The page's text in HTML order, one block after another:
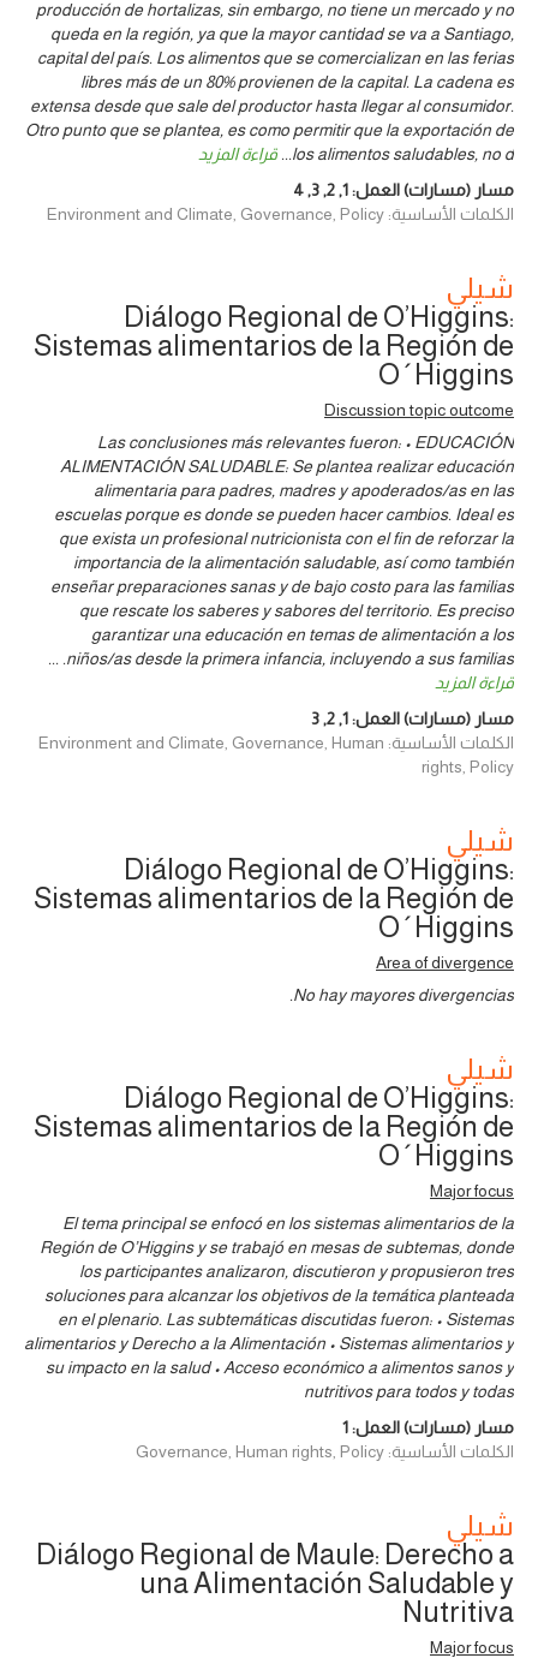
producción de hortalizas, sin embargo, no tiene un mercado y no
queda en la región, ya que la mayor cantidad se va a Santiago,
capital del país. Los alimentos que se comercializan en las ferias
libres más de un 80% provienen de la capital. La cadena es
extensa desde que sale del productor hasta llegar al consumidor.
Otro punto que se plantea, es como permitir que la exportación de
los alimentos saludables, no d
... قراءة المزيد
مسار (مسارات) العمل:1
,
2
,
3
,
4
الكلمات الأساسية: Environment and Climate, Governance, Policy
شيلي
Diálogo Regional de O’Higgins:
Sistemas alimentarios de la Región de
O´Higgins
Discussion topic outcome
Las conclusiones más relevantes fueron: • EDUCACIÓN
ALIMENTACIÓN SALUDABLE: Se plantea realizar educación
alimentaria para padres, madres y apoderados/as en las
escuelas porque es donde se pueden hacer cambios. Ideal es
que exista un profesional nutricionista con el fin de reforzar la
importancia de la alimentación saludable, así como también
enseñar preparaciones sanas y de bajo costo para las familias
que rescate los saberes y sabores del territorio. Es preciso
garantizar una educación en temas de alimentación a los
niños/as desde la primera infancia, incluyendo a sus familias.
...
قراءة المزيد
مسار (مسارات) العمل:1
,
2
,
3
الكلمات الأساسية: Environment and Climate, Governance, Human
rights, Policy
شيلي
Diálogo Regional de O’Higgins:
Sistemas alimentarios de la Región de
O´Higgins
Area of divergence
No hay mayores divergencias.
شيلي
Diálogo Regional de O’Higgins:
Sistemas alimentarios de la Región de
O´Higgins
Major focus
El tema principal se enfocó en los sistemas alimentarios de la
Región de O’Higgins y se trabajó en mesas de subtemas, donde
los participantes analizaron, discutieron y propusieron tres
soluciones para alcanzar los objetivos de la temática planteada
en el plenario. Las subtemáticas discutidas fueron: • Sistemas
alimentarios y Derecho a la Alimentación • Sistemas alimentarios y
su impacto en la salud • Acceso económico a alimentos sanos y
nutritivos para todos y todas
مسار (مسارات) العمل:1
الكلمات الأساسية: Governance, Human rights, Policy
شيلي
Diálogo Regional de Maule: Derecho a
una Alimentación Saludable y
Nutritiva
Major focus